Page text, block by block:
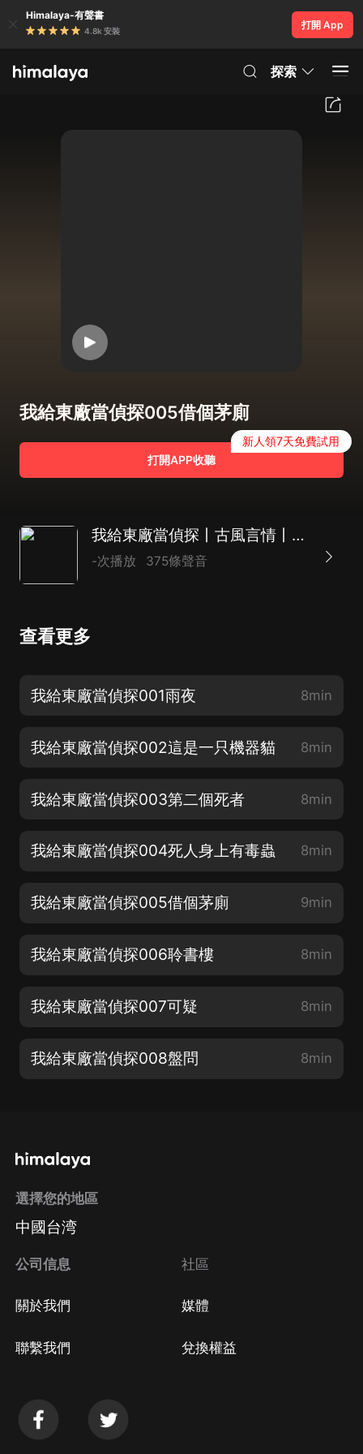
Himalaya-有聲書
4.8k 安裝
打開 App
探索
我給東廠當偵探005借個茅廁
打開APP收聽
新人領7天免費試用
我給東廠當偵探丨古風言情丨探案丨精品多播
-次播放 375條聲音
查看更多
我給東廠當偵探001雨夜 8min
我給東廠當偵探002這是一只機器貓 8min
我給東廠當偵探003第二個死者 8min
我給東廠當偵探004死人身上有毒蟲 8min
我給東廠當偵探005借個茅廁 9min
我給東廠當偵探006聆書樓 8min
我給東廠當偵探007可疑 8min
我給東廠當偵探008盤問 8min
選擇您的地區
中國台湾
公司信息
關於我們
聯繫我們
社區
媒體
兌換權益